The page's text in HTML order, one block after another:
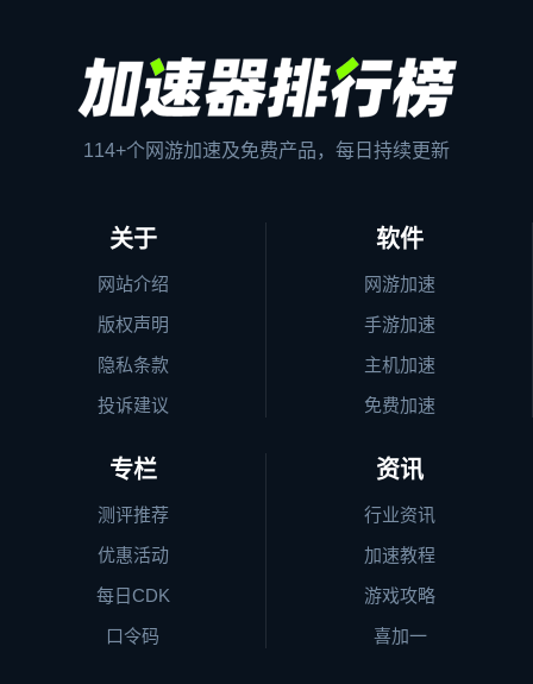
114+个网游加速及免费产品，每日持续更新
关于
网站介绍
版权声明
隐私条款
投诉建议
软件
网游加速
手游加速
主机加速
免费加速
专栏
测评推荐
优惠活动
每日CDK
口令码
资讯
行业资讯
加速教程
游戏攻略
喜加一